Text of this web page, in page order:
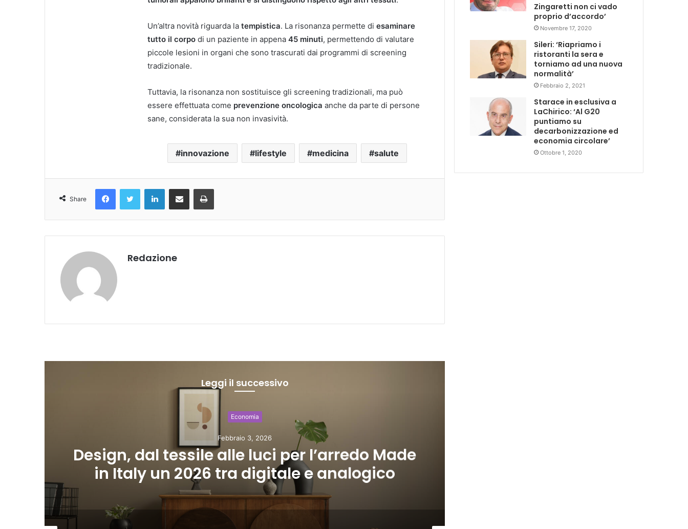
Un’altra novità riguarda la tempistica. La risonanza permette di esaminare
tutto il corpo di un paziente in appena 45 minuti, permettendo di valutare
piccole lesioni in organi che sono trascurati dai programmi di screening
tradizionale.
Tuttavia, la risonanza non sostituisce gli screening tradizionali, ma può
essere effettuata come prevenzione oncologica anche da parte di persone
sane, considerata la sua non invasività.
innovazione lifestyle medicina salute
Share
Redazione
Leggi il successivo
Economia
Febbraio 3, 2026
Design, dal tessile alle luci per l’arredo Made
in Italy un 2026 tra digitale e analogico
Zingaretti non ci vado
proprio d’accordo’
Novembre 17, 2020
Sileri: ‘Riapriamo i
ristoranti la sera e
torniamo ad una nuova
normalità’
Febbraio 2, 2021
Starace in esclusiva a
LaChirico: ‘Al G20
puntiamo su
decarbonizzazione ed
economia circolare’
Ottobre 1, 2020